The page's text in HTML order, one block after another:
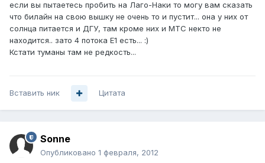
если вы пытаетесь пробить на Лаго-Наки то могу вам сказать
что билайн на свою вышку не очень то и пустит... она у них от
солнца питается и ДГУ, там кроме них и МТС некто не
находится.. зато 4 потока Е1 есть... :)
Кстати туманы там не редкость...
Вставить ник Цитата
Sonne
Опубликовано 1 февраля, 2012